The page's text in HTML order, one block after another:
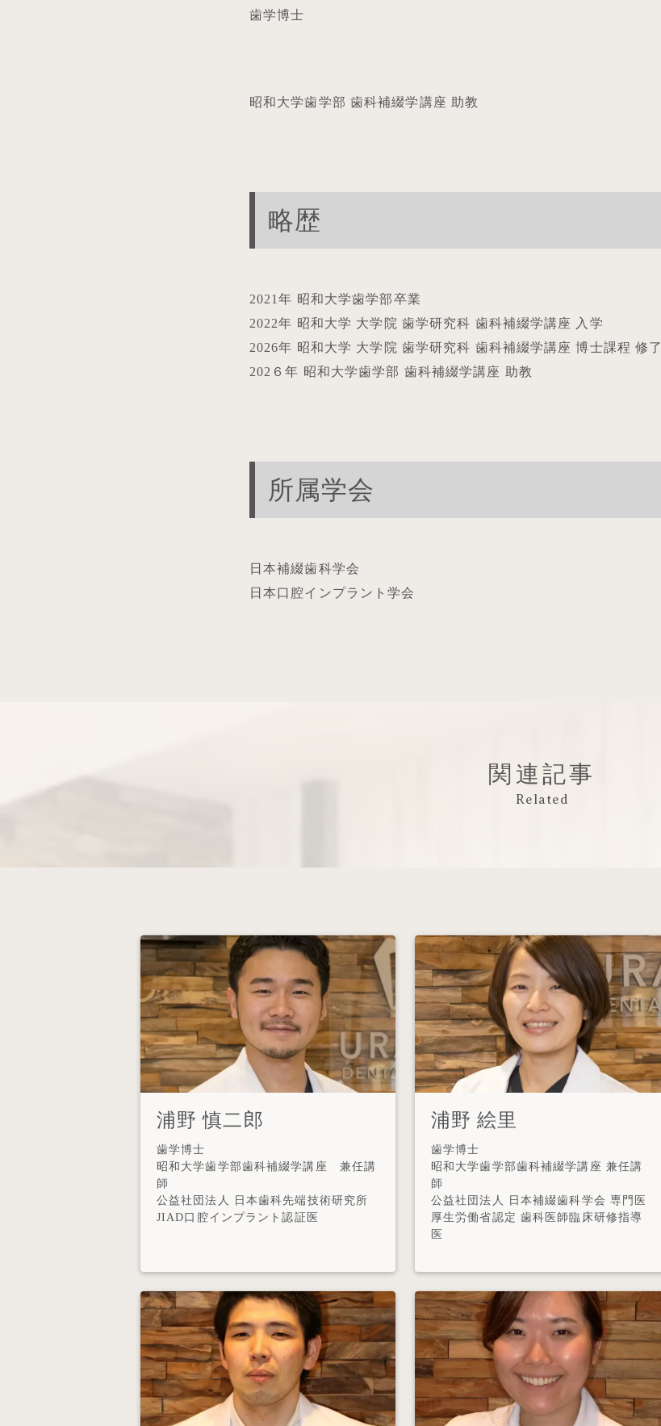
歯学博士
昭和大学歯学部 歯科補綴学講座 助教
略歴
2021年 昭和大学歯学部卒業
2022年 昭和大学 大学院 歯学研究科 歯科補綴学講座 入学
2026年 昭和大学 大学院 歯学研究科 歯科補綴学講座 博士課程 修了
202６年 昭和大学歯学部 歯科補綴学講座 助教
所属学会
日本補綴歯科学会
日本口腔インプラント学会
関連記事
Related
浦野 慎二郎
歯学博士
昭和大学歯学部歯科補綴学講座 兼任講
師
公益社団法人 日本歯科先端技術研究所
JIAD口腔インプラント認証医
浦野 絵里
歯学博士
昭和大学歯学部歯科補綴学講座 兼任講
師
公益社団法人 日本補綴歯科学会 専門医
厚生労働省認定 歯科医師臨床研修指導
医